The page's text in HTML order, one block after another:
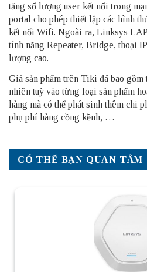
tăng số lượng user kết nối trong
portal cho phép thiết lập các hình
kết nối Wifi. Ngoài ra, Linksys
tính năng Repeater, Bridge, thoại
lượng cao.
Giá sản phẩm trên Tiki đã bao gồm
nhiên tuỳ vào từng loại sản phẩm
hàng mà có thể phát sinh thêm chi
phụ phí hàng cồng kềnh, …
CÓ THỂ BẠN QUAN TÂM